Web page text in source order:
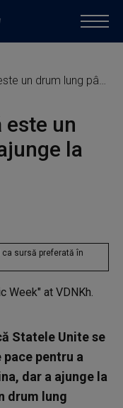
până la ajunge la pace în Ucraina
este un
la
ca sursă preferată în
Statele Unite se
pentru a
dar a ajunge la
drum lung